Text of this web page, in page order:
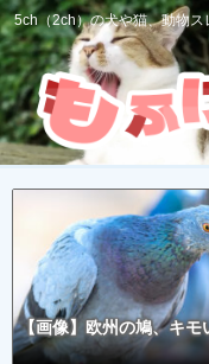
5ch（2ch）の犬や猫、動物
【画像】欧州の鳩、キモ